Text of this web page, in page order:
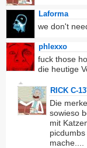
Laforma
we don't
phlexxo
fuck those
die heutige
RICK C-
Die
sowieso
mit
mache....